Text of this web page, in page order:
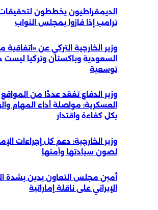
الديمقراطيون يخططون
ترامب إذا فازوا بمجلس النواب
وزير الخارجية التركي عن «اتفاقية
السعودية وباكستان وتركيا ليست
توسعية
وزير الدفاع تفقد عددًا من المواقع
العسكرية: مواصلة أداء المهام
بكل كفاءة واقتدار
وزير الخارجية: دعم كل إجراءات
لصون سيادتها وأمنها
أمين مجلس التعاون يدين بشدة
الإيراني على ناقلة إماراتية